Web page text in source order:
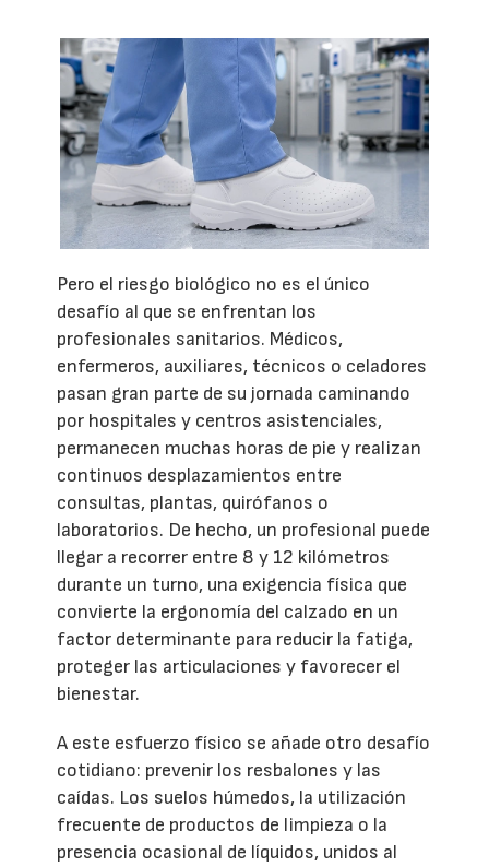
Pero el riesgo biológico no es el único
desafío al que se enfrentan los
profesionales sanitarios. Médicos,
enfermeros, auxiliares, técnicos o celadores
pasan gran parte de su jornada caminando
por hospitales y centros asistenciales,
permanecen muchas horas de pie y realizan
continuos desplazamientos entre
consultas, plantas, quirófanos o
laboratorios. De hecho, un profesional puede
llegar a recorrer entre 8 y 12 kilómetros
durante un turno, una exigencia física que
convierte la ergonomía del calzado en un
factor determinante para reducir la fatiga,
proteger las articulaciones y favorecer el
bienestar.
A este esfuerzo físico se añade otro desafío
cotidiano: prevenir los resbalones y las
caídas. Los suelos húmedos, la utilización
frecuente de productos de limpieza o la
presencia ocasional de líquidos, unidos al